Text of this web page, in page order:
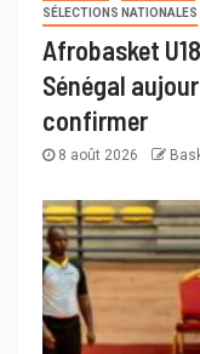
SÉLECTIONS NATIONALES
Afrobasket
Sénégal
confirmer
8 août 2026